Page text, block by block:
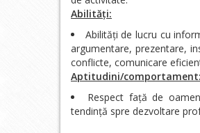
Abilități:
Abilități de lucru cu
argumentare, prezentare,
conflicte, comunicare
Aptitudini/comportament:
Respect față de
tendință spre dezvoltare